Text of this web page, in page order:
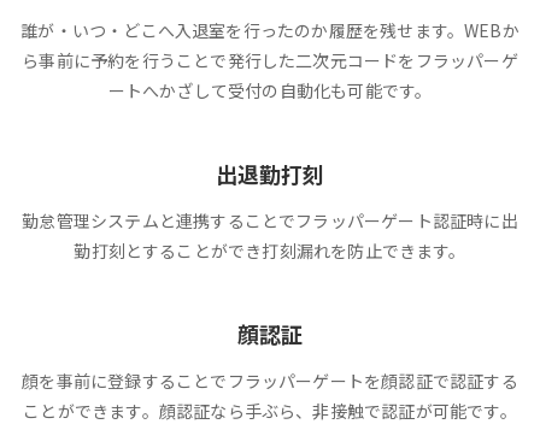
誰が・いつ・どこへ入退室を行ったのか履歴を残せます。WEBか
ら事前に予約を行うことで発行した二次元コードをフラッパーゲ
ートへかざして受付の自動化も可能です。
出退勤打刻
勤怠管理システムと連携することでフラッパーゲート認証時に出
勤打刻とすることができ打刻漏れを防止できます。
顔認証
顔を事前に登録することでフラッパーゲートを顔認証で認証する
ことができます。顔認証なら手ぶら、非接触で認証が可能です。